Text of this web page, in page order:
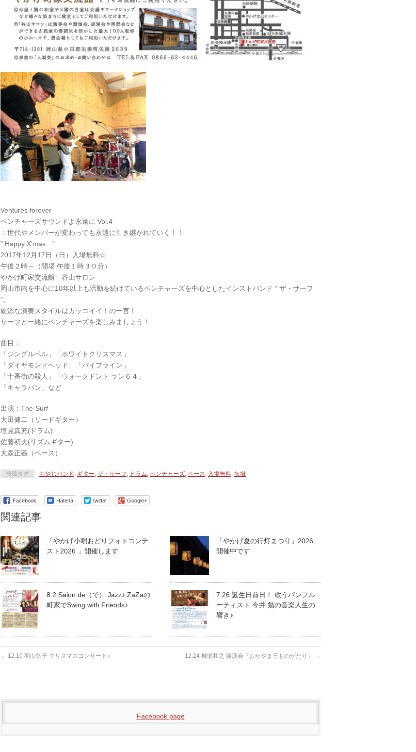
Ventures forever
ベンチャーズサウンドよ永遠に Vol.4
：世代やメンバーが変わっても永遠に引き継がれていく！！
” Happy X’mas ”
2017年12月17日（日）入場無料☆
午後２時～（開場 午後１時３０分）
やかげ町家交流館 谷山サロン
岡山市内を中心に10年以上も活動を続けているベンチャーズを中心としたインストバンド “ ザ・サーフ
”。
硬派な演奏スタイルはカッコイイ！の一言！
サーフと一緒にベンチャーズを楽しみましょう！
曲目：
「ジングルベル」「ホワイトクリスマス」
「ダイヤモンドヘッド」「パイプライン」
「十番街の殺人」「ウォークドント ラン６４」
「キャラバン」など
出演：The-Surf
大田健二（リードギター）
塩見真充(ドラム)
佐藤初夫(リズムギター)
大森正義（ベース）
投稿タグ おやじバンド, ギター, ザ・サーフ, ドラム, ベンチャーズ, ベース, 入場無料, 矢掛
Facebook Hatena twitter Google+
関連記事
「やかげ小唄おどりフォトコンテ
スト2026 」開催します
「やかげ夏の行灯まつり」2026
開催中です
8.2 Salon de（で） Jazz♪ ZaZaの
町家でSwing with Friends♪
7.26 誕生日前日！ 歌うパンフル
ーティスト 今井 勉の音楽人生の
響き♪
← 12.10 羽山弘子 クリスマスコンサート♪ 12.24 柳瀬和之 講演会『おかやま三ものがたり』 →
Facebook page